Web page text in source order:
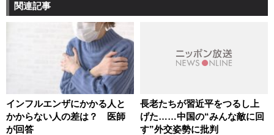
関連記事
インフルエンザにかかる人と
かからない人の差は？ 医師
が回答
長老たちが習近平をつるし上
げた……中国の“みんな敵に回
す”外交姿勢に批判